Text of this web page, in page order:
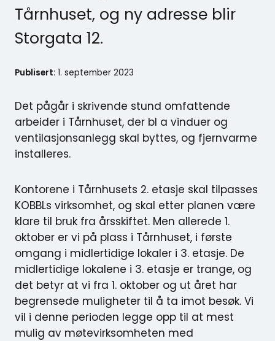
Tårnhuset, og ny adresse blir
Storgata 12.
Publisert: 1. september 2023
Det pågår i skrivende stund omfattende
arbeider i Tårnhuset, der bl a vinduer og
ventilasjonsanlegg skal byttes, og fjernvarme
installeres.
Kontorene i Tårnhusets 2. etasje skal tilpasses
KOBBLs virksomhet, og skal etter planen være
klare til bruk fra årsskiftet. Men allerede 1.
oktober er vi på plass i Tårnhuset, i første
omgang i midlertidige lokaler i 3. etasje. De
midlertidige lokalene i 3. etasje er trange, og
det betyr at vi fra 1. oktober og ut året har
begrensede muligheter til å ta imot besøk. Vi
vil i denne perioden legge opp til at mest
mulig av møtevirksomheten med